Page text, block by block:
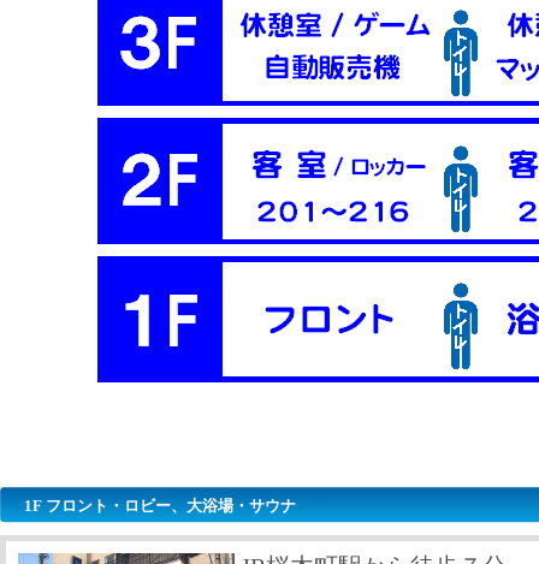
1F フロント・ロビー、大浴場・サウナ